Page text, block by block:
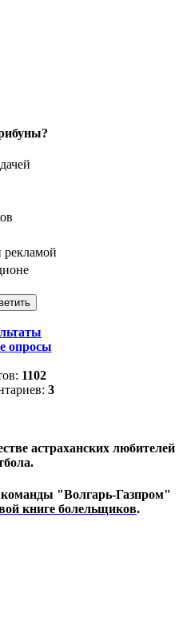
опросы
1102
3
астраханских любителей
"Волгарь-Газпром"
книге болельщиков.